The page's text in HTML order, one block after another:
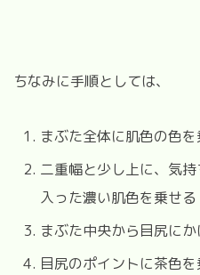
ちなみに手順としては、
まぶた全体に肌色の色
二重幅と少し上に、気
入った濃い肌色を乗せる
まぶた中央から目尻に
目尻のポイントに茶色